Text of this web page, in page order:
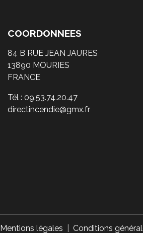
COORDONNEES
84 B RUE JEAN JAURES
13890 MOURIES
FRANCE
Tél : 09.53.74.20.47
directincendie@gmx.fr
Mentions légales Conditions